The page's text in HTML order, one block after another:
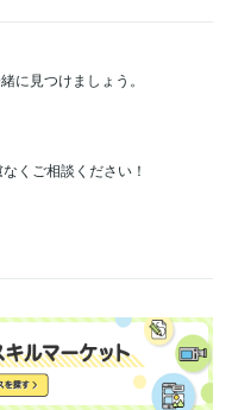
に見つけましょう。